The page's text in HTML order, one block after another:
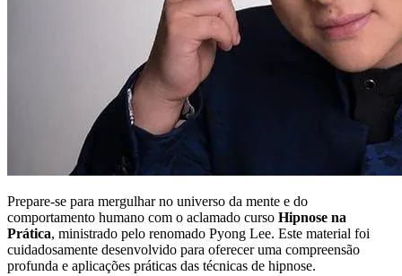
Prepare-se para mergulhar no universo da mente e do
comportamento humano com o aclamado curso Hipnose na
Prática, ministrado pelo renomado Pyong Lee. Este material foi
cuidadosamente desenvolvido para oferecer uma compreensão
profunda e aplicações práticas das técnicas de hipnose.